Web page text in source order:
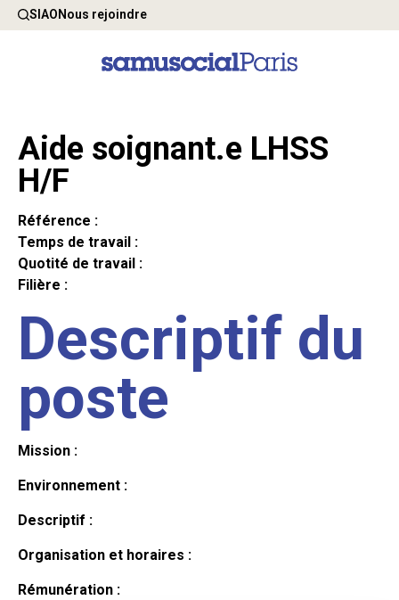
SIAONous rejoindre
Aide soignant.e LHSS
H/F
Référence :
Temps de travail :
Quotité de travail :
Filière :
Descriptif du
poste
Mission :
Environnement :
Descriptif :
Organisation et horaires :
Rémunération :